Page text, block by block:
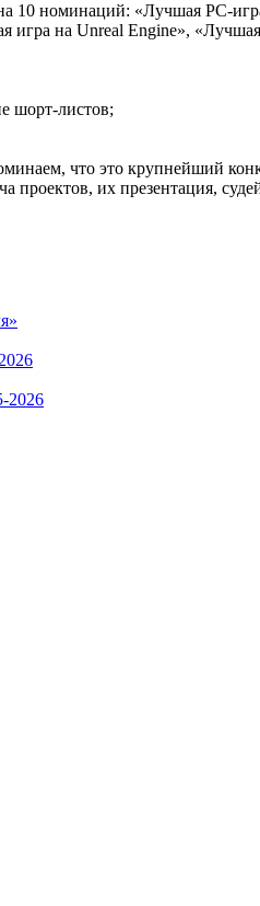
10 номинаций: «Лучшая PC-
игра на Unreal Engine»,
шорт-листов;
что это крупнейший
проектов, их презентация,
2026